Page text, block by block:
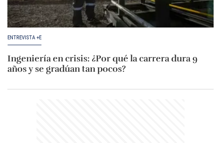
ENTREVISTA +E
Ingeniería en crisis: ¿Por qué la carrera dura 9
años y se gradúan tan pocos?